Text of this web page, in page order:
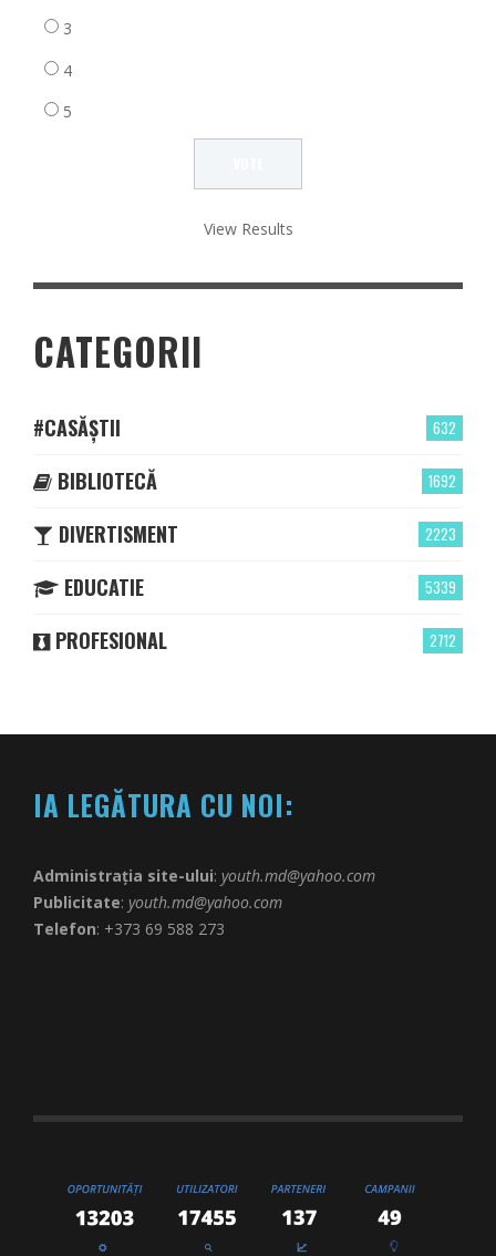
3
4
5
View Results
CATEGORII
632
#CASĂȘTII
1692
BIBLIOTECĂ
2223
DIVERTISMENT
5339
EDUCATIE
2712
PROFESIONAL
IA LEGĂTURA CU NOI:
Administrația site-ului: youth.md@yahoo.com
Publicitate: youth.md@yahoo.com
Telefon: +373 69 588 273